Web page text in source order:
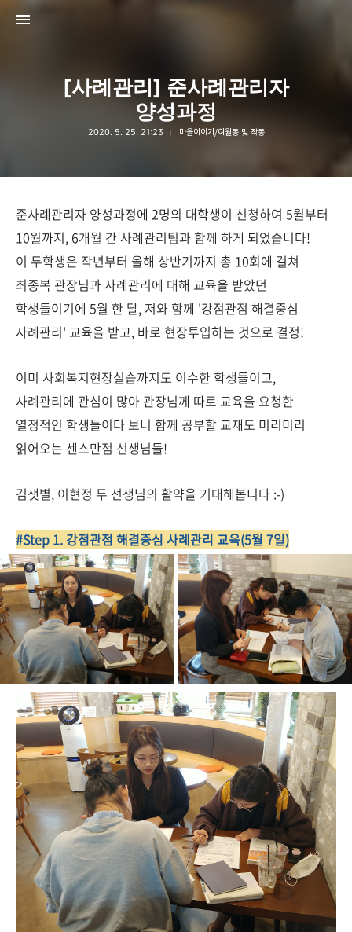
[사례관리] 준사례관리자
양성과정
2020. 5. 25. 21:23 마을이야기/여월동 및 작동
준사례관리자 양성과정에 2명의 대학생이 신청하여 5월부터
10월까지, 6개월 간 사례관리팀과 함께 하게 되었습니다!
이 두학생은 작년부터 올해 상반기까지 총 10회에 걸쳐
최종복 관장님과 사례관리에 대해 교육을 받았던
학생들이기에 5월 한 달, 저와 함께 '강점관점 해결중심
사례관리' 교육을 받고, 바로 현장투입하는 것으로 결정!
이미 사회복지현장실습까지도 이수한 학생들이고,
사례관리에 관심이 많아 관장님께 따로 교육을 요청한
열정적인 학생들이다 보니 함께 공부할 교재도 미리미리
읽어오는 센스만점 선생님들!
김샛별, 이현정 두 선생님의 활약을 기대해봅니다 :-)
#Step 1. 강점관점 해결중심 사례관리 교육(5월 7일)
고강종합사회복지관